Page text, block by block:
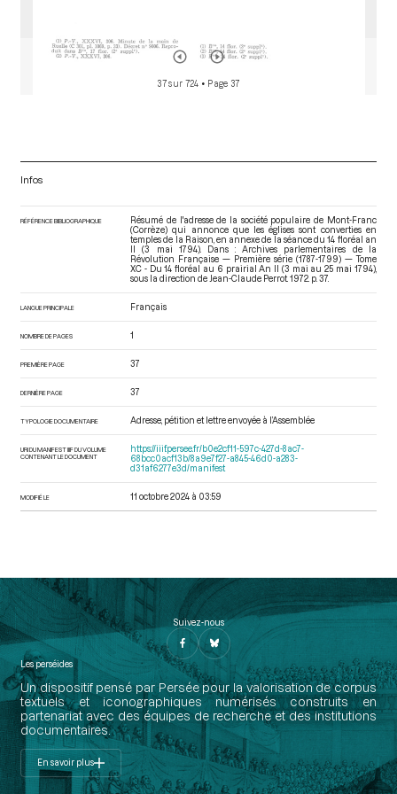
37 sur 724 • Page 37
Infos
RÉFÉRENCE BIBLIOGRAPHIQUE
Résumé de l'adresse de la société populaire de Mont-Franc
(Corrèze) qui annonce que les églises sont converties en
temples de la Raison, en annexe de la séance du 14 floréal an
II (3 mai 1794). Dans : Archives parlementaires de la
Révolution Française — Première série (1787-1799) — Tome
XC - Du 14 floréal au 6 prairial An II (3 mai au 25 mai 1794),
sous la direction de Jean-Claude Perrot. 1972. p. 37.
LANGUE PRINCIPALE Français
NOMBRE DE PAGES 1
PREMIÈRE PAGE 37
DERNIÈRE PAGE 37
TYPOLOGIE DOCUMENTAIRE Adresse, pétition et lettre envoyée à l’Assemblée
URI DU MANIFEST IIIF DU VOLUME
CONTENANT LE DOCUMENT
https://iiif.persee.fr/b0e2cf11-597c-427d-8ac7-
68bcc0acf13b/8a9e7f27-a845-46d0-a283-
d31af6277e3d/manifest
MODIFIÉ LE 11 octobre 2024 à 03:59
Suivez-nous
Les perséides
Un dispositif pensé par Persée pour la valorisation de corpus
textuels et iconographiques numérisés construits en
partenariat avec des équipes de recherche et des institutions
documentaires.
En savoir plus